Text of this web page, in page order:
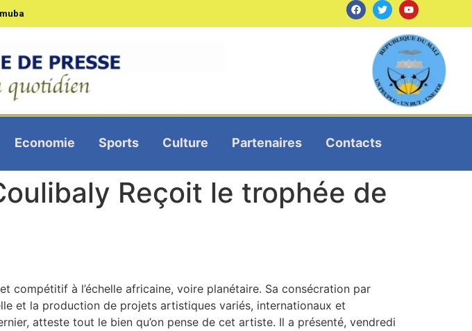
Economie Sports Culture Partenaires Contacts
Reçoit le trophée de
compétitif à l’échelle africaine, voire planétaire. Sa consécration par
et la production de projets artistiques variés, internationaux et
atteste tout le bien qu’on pense de cet artiste. Il a présenté, vendredi